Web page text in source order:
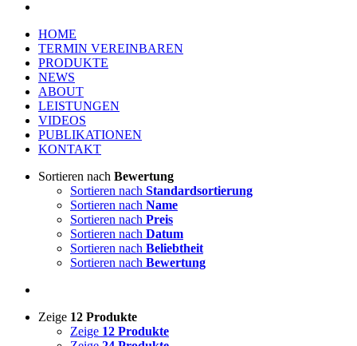
HOME
TERMIN VEREINBAREN
PRODUKTE
NEWS
ABOUT
LEISTUNGEN
VIDEOS
PUBLIKATIONEN
KONTAKT
Sortieren nach Bewertung
Sortieren nach Standardsortierung
Sortieren nach Name
Sortieren nach Preis
Sortieren nach Datum
Sortieren nach Beliebtheit
Sortieren nach Bewertung
Zeige 12 Produkte
Zeige 12 Produkte